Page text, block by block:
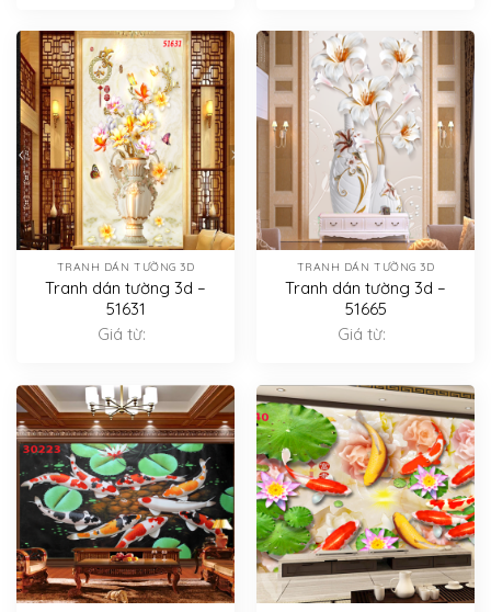
TRANH DÁN TƯỜNG 3D
Tranh dán tường 3d –
51631
Giá từ:
TRANH DÁN TƯỜNG 3D
Tranh dán tường 3d –
51665
Giá từ: